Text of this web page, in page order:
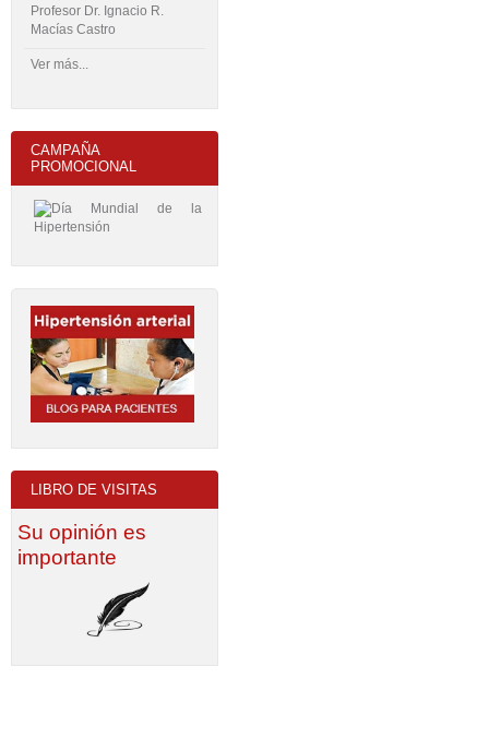
Profesor Dr. Ignacio R.
Macías Castro
Ver más...
CAMPAÑA
PROMOCIONAL
LIBRO DE VISITAS
Su opinión es
importante